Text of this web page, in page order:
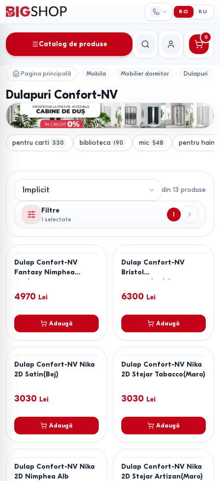
RO RU
Catalog de produse
CăutareContul meu
0
Pagina principală Mobila Mobilier dormitor Dulapuri
Dulapuri Confort-NV
pentru carti 330 biblioteca 190 mic 548 pentru haine
din 13 produse
Filtre
1 selectate
1
Dulap Confort-NV
Fantasy Nimphea
Alb/Alb Lucios
4970 Lei
Adaugă
Dulap Confort-NV
Bristol
Antracit(Gri)/Stejar
Artizan(Maro)
6300 Lei
Adaugă
Dulap Confort-NV Nika
2D Satin(Bej)
3030 Lei
Adaugă
Dulap Confort-NV Nika
2D Stejar Tabacco(Maro)
3030 Lei
Adaugă
Dulap Confort-NV Nika
2D Nimphea Alb
Dulap Confort-NV Nika
2D Stejar Artizan(Maro)